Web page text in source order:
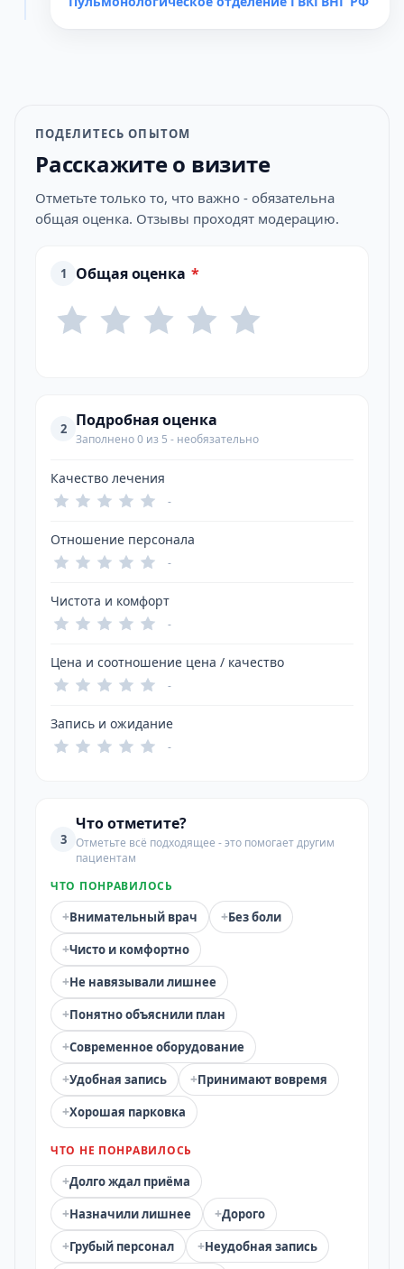
ПОДЕЛИТЕСЬ ОПЫТОМ
Расскажите о визите
Отметьте только то, что важно - обязательна
общая оценка. Отзывы проходят модерацию.
1 Общая оценка *
2 Подробная оценка
Заполнено 0 из 5 - необязательно
Качество лечения
-
Отношение персонала
-
Чистота и комфорт
-
Цена и соотношение цена / качество
-
Запись и ожидание
-
3
Что отметите?
Отметьте всё подходящее - это помогает другим
пациентам
ЧТО ПОНРАВИЛОСЬ
+Внимательный врач +Без боли
+Чисто и комфортно
+Не навязывали лишнее
+Понятно объяснили план
+Современное оборудование
+Удобная запись +Принимают вовремя
+Хорошая парковка
ЧТО НЕ ПОНРАВИЛОСЬ
+Долго ждал приёма
+Назначили лишнее +Дорого
+Грубый персонал +Неудобная запись